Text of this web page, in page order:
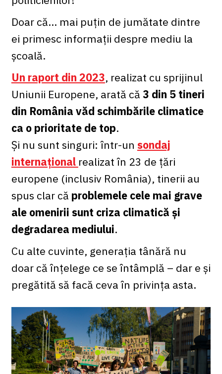
Doar că... mai puțin de jumătate dintre
ei primesc informații despre mediu la
școală.
Un raport din 2023, realizat cu sprijinul
Uniunii Europene, arată că 3 din 5 tineri
din România văd schimbările climatice
ca o prioritate de top.
Și nu sunt singuri: într-un sondaj
internațional realizat în 23 de țări
europene (inclusiv România), tinerii au
spus clar că problemele cele mai grave
ale omenirii sunt criza climatică și
degradarea mediului.
Cu alte cuvinte, generația tânără nu
doar că înțelege ce se întâmplă – dar e și
pregătită să facă ceva în privința asta.